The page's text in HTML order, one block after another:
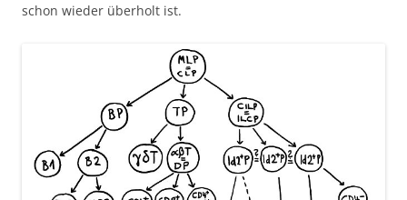
schon wieder überholt ist.